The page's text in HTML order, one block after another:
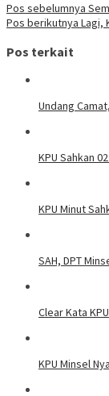
Pos sebelumnya
Pos berikutnya Lagi,
Pos terkait
Undang
KPU Sahkan
KPU Minut
SAH, DPT
Clear Kata
KPU Minsel